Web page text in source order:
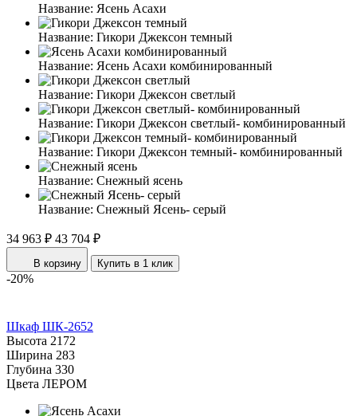
Название: Ясень Асахи
Название: Гикори Джексон темный
Название: Ясень Асахи комбинированный
Название: Гикори Джексон светлый
Название: Гикори Джексон светлый- комбинированный
Название: Гикори Джексон темный- комбинированный
Название: Снежный ясень
Название: Снежный Ясень- серый
34 963 ₽ 43 704 ₽
В корзину Купить в 1 клик
-20%
Шкаф ШК-2652
Высота 2172
Ширина 283
Глубина 330
Цвета ЛЕРОМ